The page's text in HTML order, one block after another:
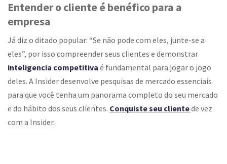
Entender o cliente é benéfico para a
empresa
Já diz o ditado popular: “Se não pode com eles, junte-se a
eles”, por isso compreender seus clientes e demonstrar
inteligencia competitiva é fundamental para jogar o jogo
deles. A Insider desenvolve pesquisas de mercado essenciais
para que você tenha um panorama completo do seu mercado
e do hábito dos seus clientes. Conquiste seu clientede vez
com a Insider.